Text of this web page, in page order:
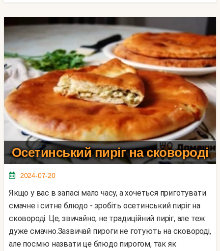
Осетинський пиріг на сковороді
2024-07-20
Якщо у вас в запасі мало часу, а хочеться приготувати
смачне і ситне блюдо - зробіть осетинський пиріг на
сковороді. Це, звичайно, не традиційний пиріг, але теж
дуже смачно.Зазвичай пироги не готують на сковороді,
але посмію назвати це блюдо пирогом, так як